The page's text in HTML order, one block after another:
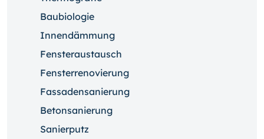
Baubiologie
Innendämmung
Fensteraustausch
Fensterrenovierung
Fassadensanierung
Betonsanierung
Sanierputz